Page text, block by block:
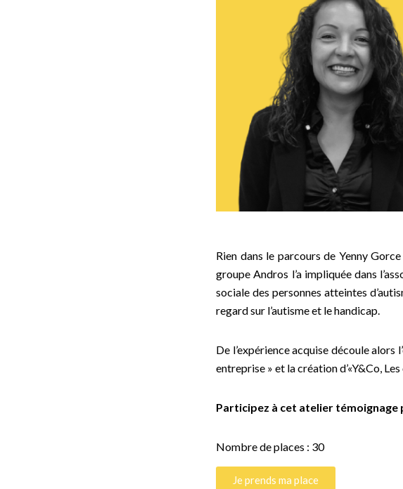
Rien dans le parcours de Yenny
groupe Andros l’a impliquée dans
sociale des personnes atteintes
regard sur l’autisme et le handicap.
De l’expérience acquise découle
entreprise » et la création d’«Y&Co,
Participez à cet atelier témoignage
Nombre de places : 30
Je prends ma place